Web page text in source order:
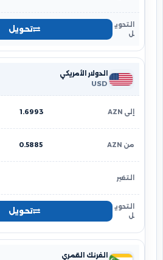
تحويل
الدولار الأمريكي
USD
1.6993
0.5885
تحويل
الفرنك القمري